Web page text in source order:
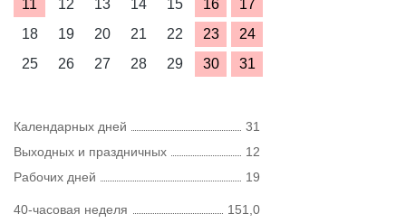
11
12 13 14 15 16
17
18
19 20 21 22 23
24
25
26 27 28 29 30 31
Календарных дней
31
Выходных и праздничных
12
Рабочих дней
19
40-часовая неделя
151,0